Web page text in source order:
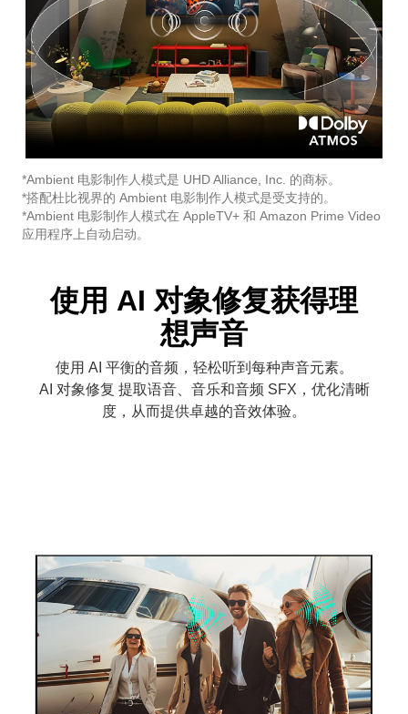
*Ambient 电影制作人模式是 UHD Alliance, Inc. 的商标。
*搭配杜比视界的 Ambient 电影制作人模式是受支持的。
*Ambient 电影制作人模式在 AppleTV+ 和 Amazon Prime Video
应用程序上自动启动。
使用 AI 对象修复获得理
想声音
使用 AI 平衡的音频，轻松听到每种声音元素。
AI 对象修复 提取语音、音乐和音频 SFX，优化清晰
度，从而提供卓越的音效体验。